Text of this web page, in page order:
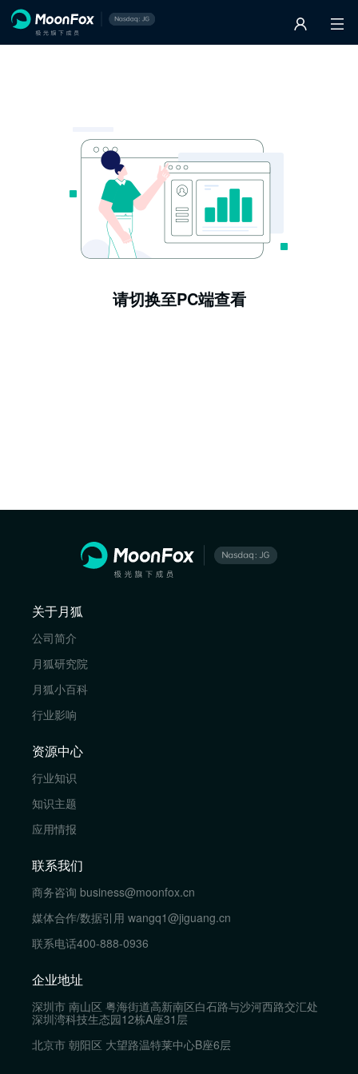
请切换至PC端查看
关于月狐
公司简介
月狐研究院
月狐小百科
行业影响
资源中心
行业知识
知识主题
应用情报
联系我们
商务咨询 business@moonfox.cn
媒体合作/数据引用 wangq1@jiguang.cn
联系电话400-888-0936
企业地址
深圳市 南山区 粤海街道高新南区白石路与沙河西路交汇处
深圳湾科技生态园12栋A座31层
北京市 朝阳区 大望路温特莱中心B座6层